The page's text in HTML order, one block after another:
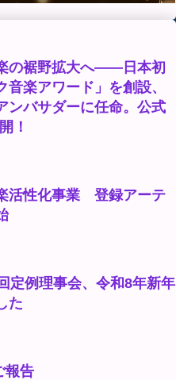
の裾野拡大へ――日本初
音楽アワード」を創設、
ンバサダーに任命。公式
！
活性化事業 登録アーテ
定例理事会、令和8年新年
た
報告